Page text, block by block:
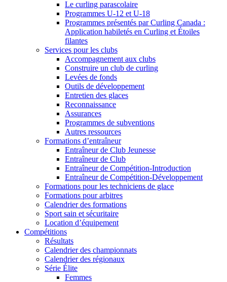
Le curling parascolaire
Programmes U-12 et U-18
Programmes présentés par Curling Canada :
Application habiletés en Curling et Étoiles
filantes
Services pour les clubs
Accompagnement aux clubs
Construire un club de curling
Levées de fonds
Outils de développement
Entretien des glaces
Reconnaissance
Assurances
Programmes de subventions
Autres ressources
Formations d’entraîneur
Entraîneur de Club Jeunesse
Entraîneur de Club
Entraîneur de Compétition-Introduction
Entraîneur de Compétition-Développement
Formations pour les techniciens de glace
Formations pour arbitres
Calendrier des formations
Sport sain et sécuritaire
Location d’équipement
Compétitions
Résultats
Calendrier des championnats
Calendrier des régionaux
Série Élite
Femmes